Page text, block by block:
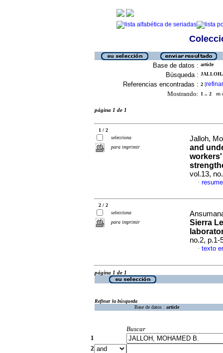
Base de datos : article
Búsqueda :
Referencias encontradas : 2 [refinar
Mostrando: 1 .. 2 en
página 1 de 1
1 / 2
selecciona
para imprimir
Jalloh,
and
vol.13,
·
2 / 2
selecciona
para imprimir
Sierra
no.2, p.1-
· texto
página 1 de 1
Refinar la búsqueda
Base de datos : article
Buscar
1
2